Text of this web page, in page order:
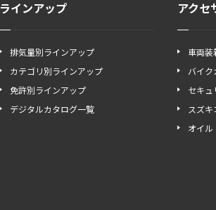
ラインアップ
排気量別ラインアップ
カテゴリ別ラインアップ
免許別ラインアップ
デジタルカタログ一覧
アクセ
車両装
バイク
セキュ
スズ
オイル